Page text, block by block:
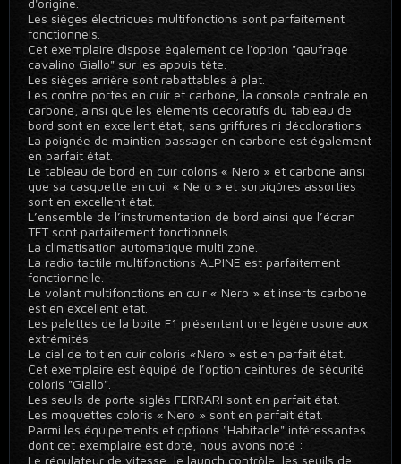
d'origine.
Les sièges électriques multifonctions sont parfaitement
fonctionnels.
Cet exemplaire dispose également de l'option "gaufrage
cavalino Giallo" sur les appuis tête.
Les sièges arrière sont rabattables à plat.
Les contre portes en cuir et carbone, la console centrale en
carbone, ainsi que les éléments décoratifs du tableau de
bord sont en excellent état, sans griffures ni décolorations.
La poignée de maintien passager en carbone est également
en parfait état.
Le tableau de bord en cuir coloris « Nero » et carbone ainsi
que sa casquette en cuir « Nero » et surpiqûres assorties
sont en excellent état.
L’ensemble de l’instrumentation de bord ainsi que l’écran
TFT sont parfaitement fonctionnels.
La climatisation automatique multi zone.
La radio tactile multifonctions ALPINE est parfaitement
fonctionnelle.
Le volant multifonctions en cuir « Nero » et inserts carbone
est en excellent état.
Les palettes de la boite F1 présentent une légère usure aux
extrémités.
Le ciel de toit en cuir coloris «Nero » est en parfait état.
Cet exemplaire est équipé de l’option ceintures de sécurité
coloris "Giallo".
Les seuils de porte siglés FERRARI sont en parfait état.
Les moquettes coloris « Nero » sont en parfait état.
Parmi les équipements et options "Habitacle" intéressantes
dont cet exemplaire est doté, nous avons noté :
Le régulateur de vitesse, le launch contrôle, les seuils de